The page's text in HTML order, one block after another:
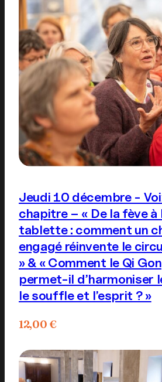
Jeudi 10 décembre -
chapitre – « De la fève à
tablette : comment un
engagé réinvente le
» & « Comment le Qi
permet-il d’harmoniser
le souffle et l’esprit ? »
12,00€